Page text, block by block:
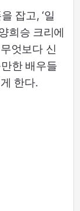
잡고, ‘일
희승 크리에
엇보다 신
한 배우들
한다.